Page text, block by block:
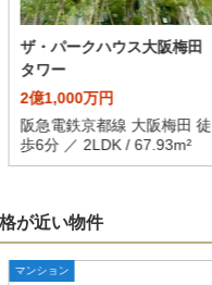
ザ・パークハウス大阪梅田
タワー
2億1,000万円
阪急電鉄京都線 大阪梅田 徒
歩6分 ／ 2LDK / 67.93m²
が近い物件
マンション